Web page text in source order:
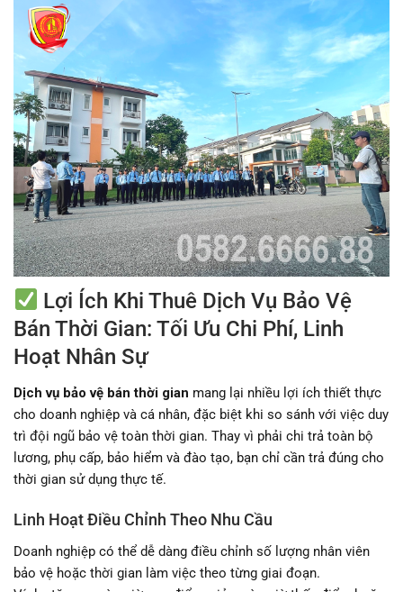
Lợi Ích Khi Thuê Dịch Vụ Bảo Vệ
Bán Thời Gian: Tối Ưu Chi Phí, Linh
Hoạt Nhân Sự
Dịch vụ bảo vệ bán thời gian mang lại nhiều lợi ích thiết thực
cho doanh nghiệp và cá nhân, đặc biệt khi so sánh với việc duy
trì đội ngũ bảo vệ toàn thời gian. Thay vì phải chi trả toàn bộ
lương, phụ cấp, bảo hiểm và đào tạo, bạn chỉ cần trả đúng cho
thời gian sử dụng thực tế.
Linh Hoạt Điều Chỉnh Theo Nhu Cầu
Doanh nghiệp có thể dễ dàng điều chỉnh số lượng nhân viên
bảo vệ hoặc thời gian làm việc theo từng giai đoạn.